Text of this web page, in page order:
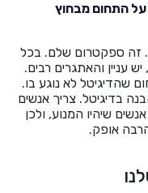
התחום מבחוץ
זה ספקטרום שלם. בכל
עניין והאתגרים רבים.
שהדיגיטל לא נוגע בו.
בדיגיטל. צריך אנשים
שיהיו המנוע, ולכן
אופק.